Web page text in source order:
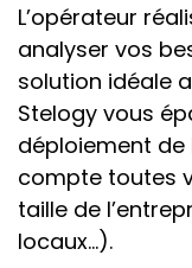
L’opérateur
analyser vos
solution idéale
Stelogy vous
déploiement
compte toutes
taille de
locaux…).